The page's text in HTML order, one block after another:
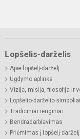
Lopšelis-darželis
Apie lopšelį-darželį
Ugdymo aplinka
Vizija, misija, filosofija ir
Lopšelio-darželio simboliai
Tradiciniai renginiai
Bendradarbiavimas
Priėmimas į lopšelį-darželį